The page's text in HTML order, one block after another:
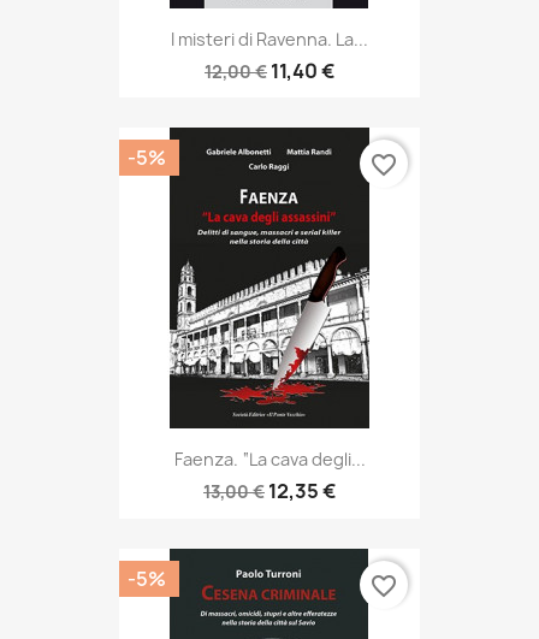
I misteri di Ravenna. La...
12,00 € 11,40 €
Faenza. “La cava degli...
13,00 € 12,35 €
-5% favorite_border
-5% favorite_border